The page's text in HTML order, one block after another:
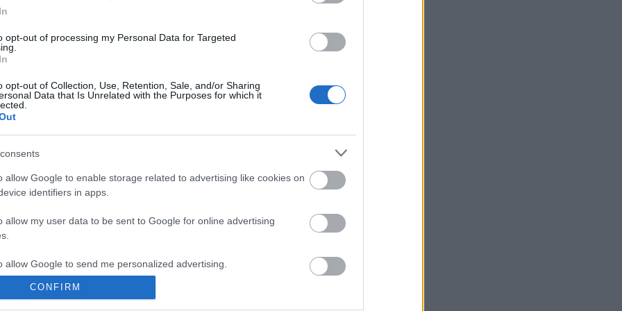
opt-out of processing my Personal Data for Targeted
opt-out of Collection, Use, Retention, Sale, and/or Sharing
Data that Is Unrelated with the Purposes for which it
allow Google to enable storage related to advertising like cookies on
identifiers in apps.
allow my user data to be sent to Google for online advertising
allow Google to send me personalized advertising.
allow Google to enable storage related to analytics like cookies on
CONFIRM
Suuntaan
Hyvinkää
Tuusula, Rusutjärvi
Hyvinkää
Sujuvaa
tie, joka kulkee Tuusulan ja Järvenpään kautta.